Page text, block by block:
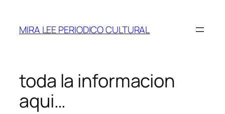
contenido
MIRA LEE PERIODICO CULTURAL
toda la informacion
aqui…